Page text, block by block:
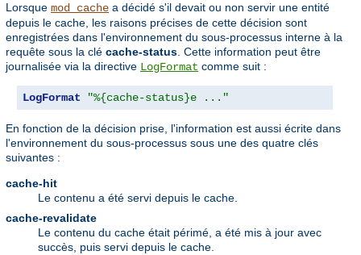
Lorsque mod_cache a décidé s'il devait ou non servir une entité
depuis le cache, les raisons précises de cette décision sont
enregistrées dans l'environnement du sous-processus interne à la
requête sous la clé cache-status . Cette information peut être
journalisée via la directive LogFormat comme suit :
LogFormat "%{cache-status}e ..."
En fonction de la décision prise, l'information est aussi écrite dans
l'environnement du sous-processus sous une des quatre clés
suivantes :
cache-hit
Le contenu a été servi depuis le cache.
cache-revalidate
Le contenu du cache était périmé, a été mis à jour avec
succès, puis servi depuis le cache.